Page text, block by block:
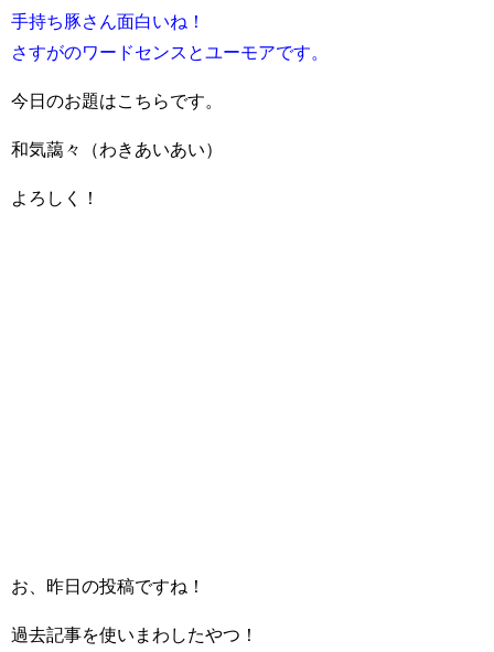
手持ち豚さん面白いね！
さすがのワードセンスとユーモアです。
今日のお題はこちらです。
和気藹々（わきあいあい）
よろしく！
お、昨日の投稿ですね！
過去記事を使いまわしたやつ！